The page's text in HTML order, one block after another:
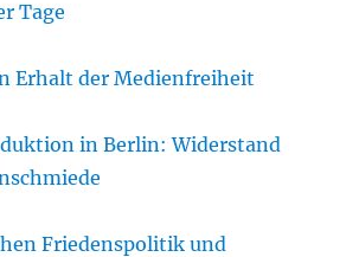
Tage
Erhalt der Medienfreiheit
in Berlin: Widerstand
Friedenspolitik und